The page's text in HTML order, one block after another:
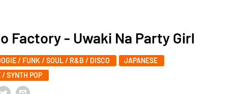
Factory - Uwaki Na Party Girl
/ FUNK / SOUL / R&B / DISCO
JAPANESE
/ SYNTH POP